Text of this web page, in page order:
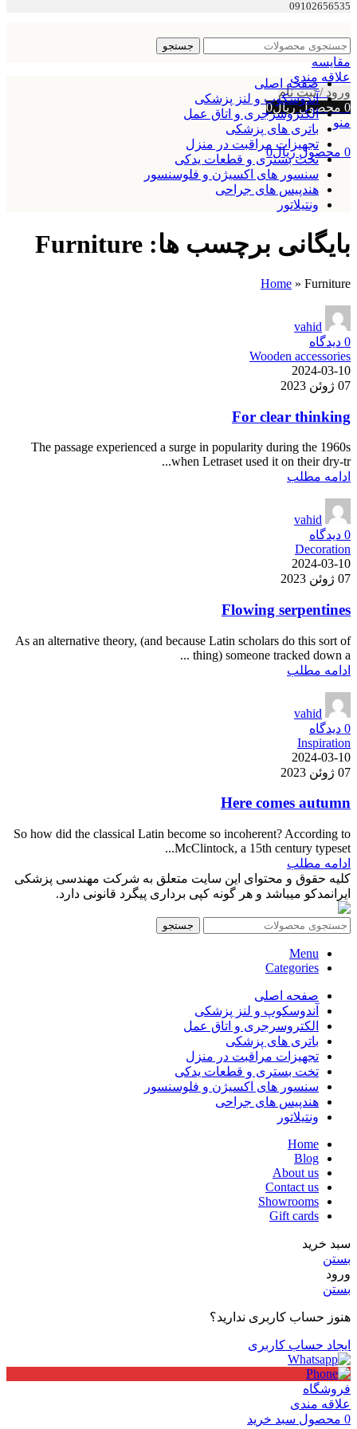
09102656535
جستجو
مقایسه
علاقه مندی
ورود / ثبت نام
0 محصول ریال0
منو
0 محصول ریال0
صفحه اصلی
آندوسکوپ و لنز پزشکی
الکتروسرجری و اتاق عمل
باتری های پزشکی
تجهیزات مراقبت در منزل
تخت بستری و قطعات یدکی
سنسور های اکسیژن و فلوسنسور
هندپیس های جراحی
ونتیلاتور
بایگانی برچسب ها: Furniture
Home » Furniture
vahid
0 دیدگاه
Wooden accessories
2024-03-10
07 ژوئن 2023
For clear thinking
The passage experienced a surge in popularity during the 1960s
when Letraset used it on their dry-tr...
ادامه مطلب
vahid
0 دیدگاه
Decoration
2024-03-10
07 ژوئن 2023
Flowing serpentines
As an alternative theory, (and because Latin scholars do this sort of
thing) someone tracked down a ...
ادامه مطلب
vahid
0 دیدگاه
Inspiration
2024-03-10
07 ژوئن 2023
Here comes autumn
So how did the classical Latin become so incoherent? According to
McClintock, a 15th century typeset...
ادامه مطلب
کلیه حقوق و محتوای این سایت متعلق به شرکت مهندسی پزشکی
ایرانمدکو میباشد و هر گونه کپی برداری پیگرد قانونی دارد.
جستجو
Menu
Categories
صفحه اصلی
آندوسکوپ و لنز پزشکی
الکتروسرجری و اتاق عمل
باتری های پزشکی
تجهیزات مراقبت در منزل
تخت بستری و قطعات یدکی
سنسور های اکسیژن و فلوسنسور
هندپیس های جراحی
ونتیلاتور
Home
Blog
About us
Contact us
Showrooms
Gift cards
سبد خرید
بستن
ورود
بستن
هنوز حساب کاربری ندارید؟
ایجاد حساب کاربری
فروشگاه
علاقه مندی
0 محصول سبد خرید